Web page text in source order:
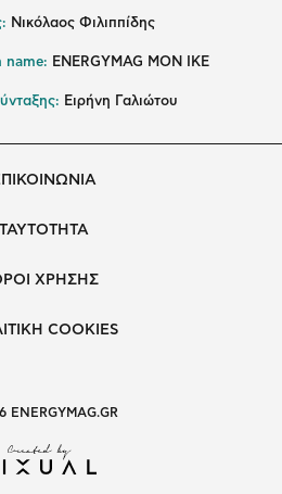
Νικόλαος Φιλιππίδης
name: ENERGYMAG ΜΟΝ ΙΚΕ
Ειρήνη Γαλιώτου
ΤΑΥΤΟΤΗΤΑ
ΧΡΗΣΗΣ
COOKIES
ENERGYMAG.GR